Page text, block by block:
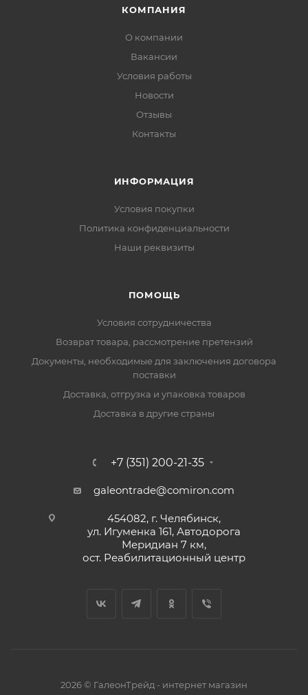
КОМПАНИЯ
О компании
Вакансии
Условия работы
Новости
Отзывы
Контакты
ИНФОРМАЦИЯ
Условия покупки
Политика конфиденциальности
Наши реквизиты
ПОМОЩЬ
Условия сотрудничества
Возврат товара, рассмотрение претензий
Документы, необходимые для заключения договора
поставки
Доставка, отгрузка и упаковка товаров
Доставка в другие страны
+7 (351) 200-21-35
galeontrade@comiron.com
454082, г. Челябинск,
ул. Игуменка 161, Автодорога
Меридиан 7 км,
ост. Реабилитационный центр
2026 © ГалеонТрейд - интернет магазин